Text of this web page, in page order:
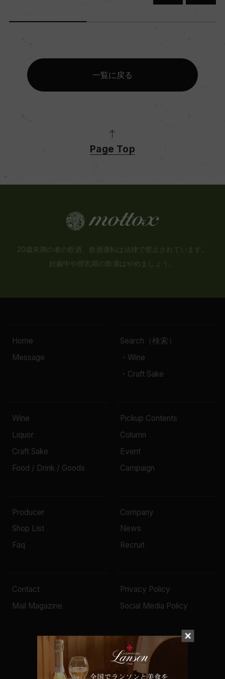
一覧に戻る
Page Top
20歳未満の者の飲酒、飲酒運転は法律で禁止されています。
妊娠中や授乳期の飲酒はやめましょう。
Home
Message
Search（検索）
- Wine
- Craft Sake
Wine
Liquor
Craft Sake
Food / Drink / Goods
Pickup Contents
Column
Event
Campaign
Producer
Shop List
Faq
Company
News
Recruit
Contact
Mail Magazine
Privacy Policy
Social Media Policy